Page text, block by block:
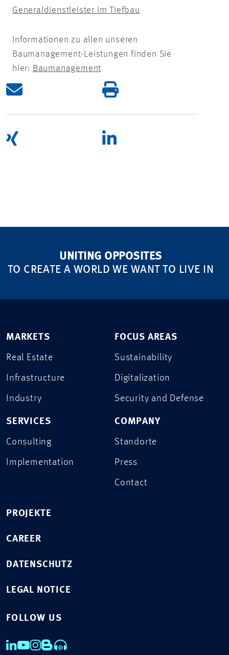
Generaldienstleister im Tiefbau
Informationen zu allen unseren
Baumanagement-Leistungen finden Sie
hier: Baumanagement
UNITING OPPOSITES
TO CREATE A WORLD WE WANT TO LIVE IN
MARKETS
Real Estate
Infrastructure
Industry
SERVICES
Consulting
Implementation
FOCUS AREAS
Sustainability
Digitalization
Security and Defense
COMPANY
Standorte
Press
Contact
PROJEKTE
CAREER
DATENSCHUTZ
LEGAL NOTICE
FOLLOW US